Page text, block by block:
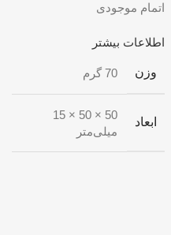
اتمام موجودی
اطلاعات بیشتر
وزن 70 گرم
ابعاد
50 × 50 × 15
میلی‌متر